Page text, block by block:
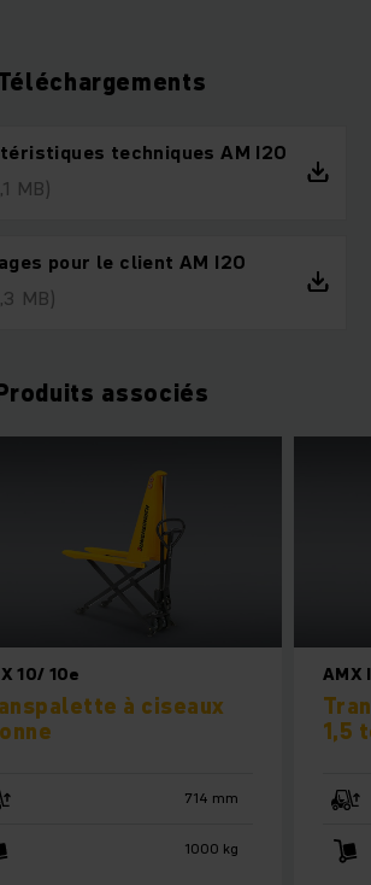
techniques AM I20
MB)
pour le client AM I20
MB)
associés
10/ 10e
à ciseaux
714 mm
1000 kg
AMX
1,5